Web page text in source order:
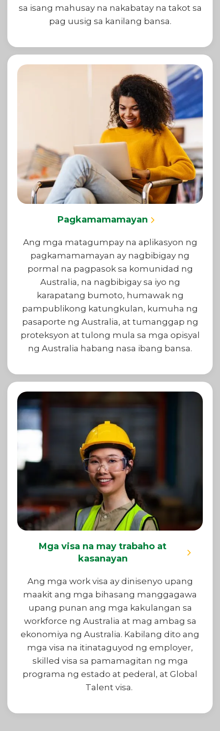
sa isang mahusay na nakabatay na takot sa
pag uusig sa kanilang bansa.
Pagkamamamayan
Ang mga matagumpay na aplikasyon ng
pagkamamamayan ay nagbibigay ng
pormal na pagpasok sa komunidad ng
Australia, na nagbibigay sa iyo ng
karapatang bumoto, humawak ng
pampublikong katungkulan, kumuha ng
pasaporte ng Australia, at tumanggap ng
proteksyon at tulong mula sa mga opisyal
ng Australia habang nasa ibang bansa.
Mga visa na may trabaho at
kasanayan
Ang mga work visa ay dinisenyo upang
maakit ang mga bihasang manggagawa
upang punan ang mga kakulangan sa
workforce ng Australia at mag ambag sa
ekonomiya ng Australia. Kabilang dito ang
mga visa na itinataguyod ng employer,
skilled visa sa pamamagitan ng mga
programa ng estado at pederal, at Global
Talent visa.